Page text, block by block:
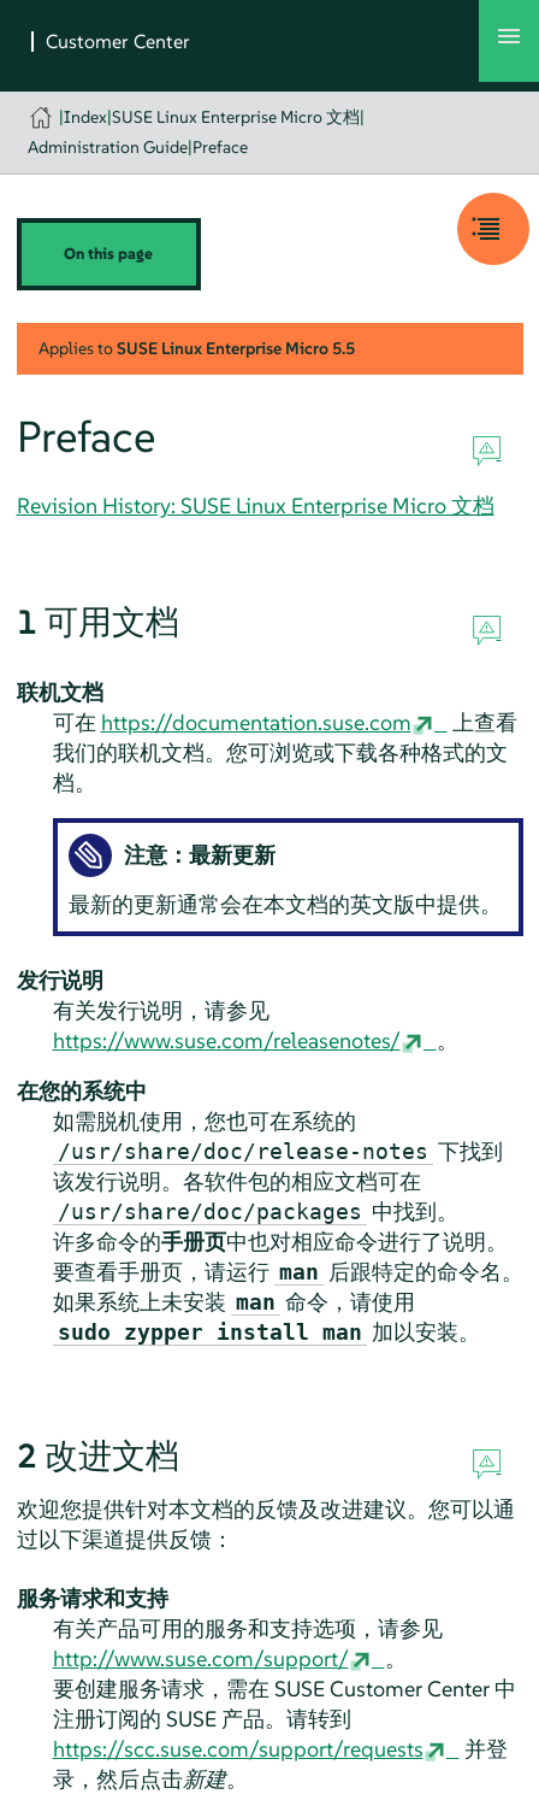
|Index|SUSE Linux Enterprise Micro 文档|
Administration Guide|Preface
On this page
Applies toSUSE Linux Enterprise Micro 5.5
Preface
Revision History: SUSE Linux Enterprise Micro 文档
1 可用文档
联机文档
可在 https://documentation.suse.com
上查看
我们的联机文档。您可浏览或下载各种格式的文
档。
注意：最新更新
最新的更新通常会在本文档的英文版中提供。
发行说明
有关发行说明，请参见
https://www.suse.com/releasenotes/
。
在您的系统中
如需脱机使用，您也可在系统的
/usr/share/doc/release-notes 下找到
该发行说明。各软件包的相应文档可在
/usr/share/doc/packages 中找到。
许多命令的手册页中也对相应命令进行了说明。
要查看手册页，请运行 man 后跟特定的命令名。
如果系统上未安装 man 命令，请使用
sudo zypper install man 加以安装。
2 改进文档
欢迎您提供针对本文档的反馈及改进建议。您可以通
过以下渠道提供反馈：
服务请求和支持
有关产品可用的服务和支持选项，请参见
http://www.suse.com/support/
。
要创建服务请求，需在 SUSE Customer Center 中
注册订阅的 SUSE 产品。请转到
https://scc.suse.com/support/requests
并登
录，然后点击新建。